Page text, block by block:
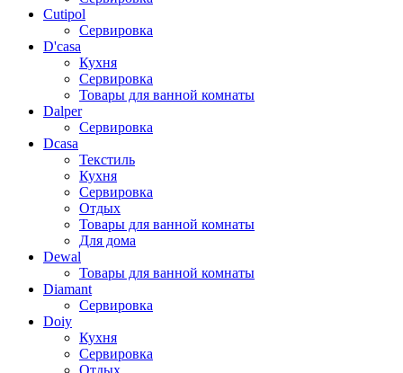
Cutipol
Сервировка
D'casa
Кухня
Сервировка
Товары для ванной комнаты
Dalper
Сервировка
Dcasa
Текстиль
Кухня
Сервировка
Отдых
Товары для ванной комнаты
Для дома
Dewal
Товары для ванной комнаты
Diamant
Сервировка
Doiy
Кухня
Сервировка